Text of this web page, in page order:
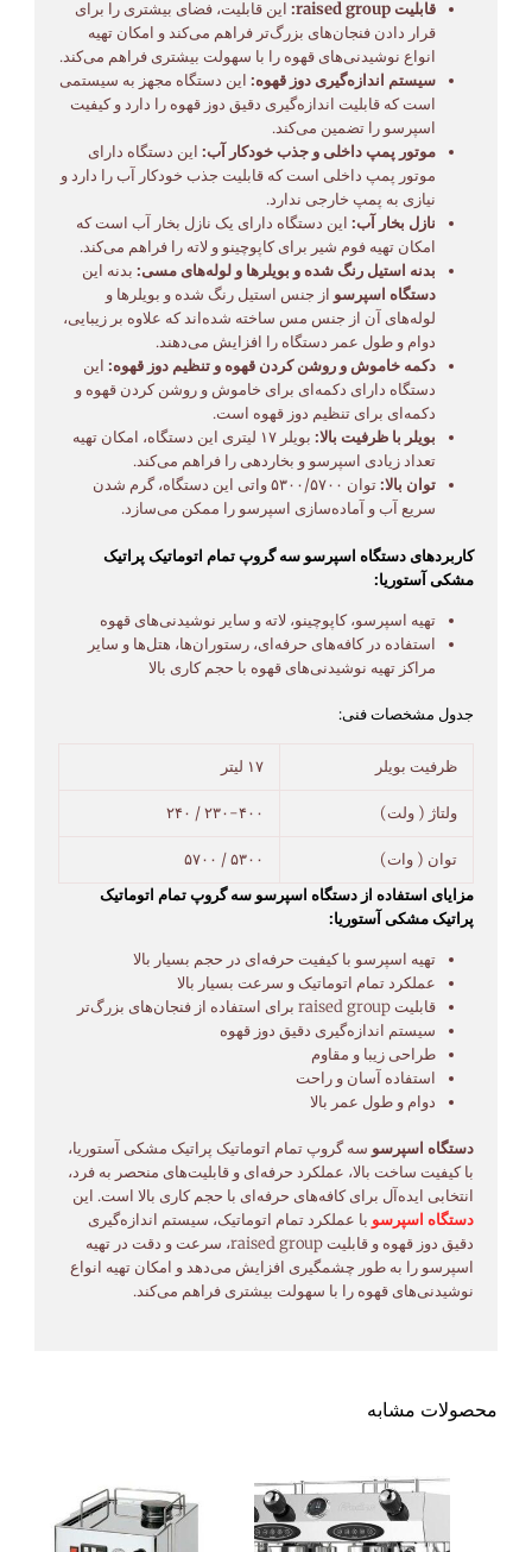
قابلیت raised group:
این قابلیت، فضای بیشتری را برای
قرار دادن فنجان‌های بزرگ‌تر فراهم می‌کند و امکان تهیه
انواع نوشیدنی‌های قهوه را با سهولت بیشتری فراهم می‌کند.
سیستم اندازه‌گیری دوز قهوه: این دستگاه مجهز به سیستمی
است که قابلیت اندازه‌گیری دقیق دوز قهوه را دارد و کیفیت
اسپرسو را تضمین می‌کند.
موتور پمپ داخلی و جذب خودکار آب: این دستگاه دارای
موتور پمپ داخلی است که قابلیت جذب خودکار آب را دارد و
نیازی به پمپ خارجی ندارد.
نازل بخار آب: این دستگاه دارای یک نازل بخار آب است که
امکان تهیه فوم شیر برای کاپوچینو و لاته را فراهم می‌کند.
بدنه استیل رنگ شده و بویلرها و لوله‌های مسی: بدنه این
دستگاه اسپرسو از جنس استیل رنگ شده و بویلرها و
لوله‌های آن از جنس مس ساخته شده‌اند که علاوه بر زیبایی،
دوام و طول عمر دستگاه را افزایش می‌دهند.
دکمه خاموش و روشن کردن قهوه و تنظیم دوز قهوه: این
دستگاه دارای دکمه‌ای برای خاموش و روشن کردن قهوه و
دکمه‌ای برای تنظیم دوز قهوه است.
بویلر با ظرفیت بالا:
بویلر ۱۷ لیتری این دستگاه، امکان تهیه
تعداد زیادی اسپرسو و بخاردهی را فراهم می‌کند.
توان بالا:
توان ۵۳۰۰/۵۷۰۰ واتی این دستگاه، گرم شدن
سریع آب و آماده‌سازی اسپرسو را ممکن می‌سازد.
کاربردهای دستگاه اسپرسو سه گروپ تمام اتوماتیک پراتیک
مشکی آستوریا:
تهیه اسپرسو، کاپوچینو، لاته و سایر نوشیدنی‌های قهوه
استفاده در کافه‌های حرفه‌ای، رستوران‌ها، هتل‌ها و سایر
مراکز تهیه نوشیدنی‌های قهوه با حجم کاری بالا
جدول مشخصات فنی:
ظرفیت بویلر ۱۷ لیتر
ولتاژ ( ولت) ۲۳۰-۴۰۰ / ۲۴۰
توان ( وات)
۵۳۰۰ / ۵۷۰۰
مزایای استفاده از دستگاه اسپرسو سه گروپ تمام اتوماتیک
پراتیک مشکی آستوریا:
تهیه اسپرسو با کیفیت حرفه‌ای در حجم بسیار بالا
عملکرد تمام اتوماتیک و سرعت بسیار بالا
قابلیت raised group برای استفاده از فنجان‌های بزرگ‌تر
سیستم اندازه‌گیری دقیق دوز قهوه
طراحی زیبا و مقاوم
استفاده آسان و راحت
دوام و طول عمر بالا
دستگاه اسپرسو سه گروپ تمام اتوماتیک پراتیک مشکی آستوریا،
با کیفیت ساخت بالا، عملکرد حرفه‌ای و قابلیت‌های منحصر به فرد،
انتخابی ایده‌آل برای کافه‌های حرفه‌ای با حجم کاری بالا است. این
دستگاه اسپرسو با عملکرد تمام اتوماتیک، سیستم اندازه‌گیری
دقیق دوز قهوه و قابلیت raised group، سرعت و دقت در تهیه
اسپرسو را به طور چشمگیری افزایش می‌دهد و امکان تهیه انواع
نوشیدنی‌های قهوه را با سهولت بیشتری فراهم می‌کند.
محصولات مشابه